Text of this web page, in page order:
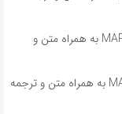
آهنگ انگلیسی PRINCESS OF POWER از MARINA به همراه متن و
آهنگ انگلیسی METALLIC STALLION از MARINA به همراه متن و ترجمه